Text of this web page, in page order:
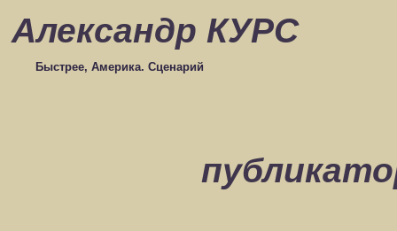
Александр КУРС
Быстрее, Америка. Сценарий